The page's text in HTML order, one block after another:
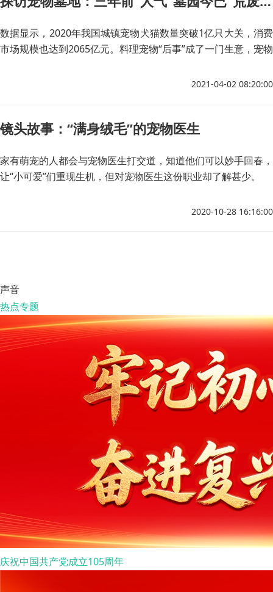
数据显示，2020年我国城镇宠物犬猫数量突破1亿只大关，消费
市场规模也达到2065亿元。料理宠物“后事”成了一门生意，宠物
2021-04-02 08:20:00
镜头故事：“满身绒毛”的宠物医生
家有萌宠的人都会与宠物医生打交道，知道他们可以妙手回春，
让“小可爱”们重现生机，但对宠物医生这份职业却了解甚少。
2020-10-28 16:16:00
声音
热点专题
庆祝中国共产党成立105周年